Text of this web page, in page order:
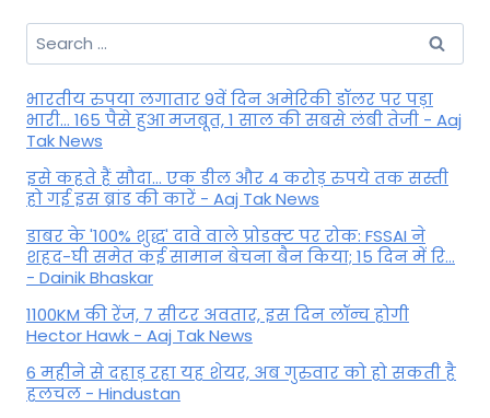
Search
for:
भारतीय रुपया लगातार 9वें दिन अमेरिकी डॉलर पर पड़ा
भारी... 165 पैसे हुआ मजबूत, 1 साल की सबसे लंबी तेजी - Aaj
Tak News
इसे कहते हैं सौदा... एक डील और 4 करोड़ रुपये तक सस्ती
हो गई इस ब्रांड की कारें - Aaj Tak News
डाबर के '100% शुद्ध' दावे वाले प्रोडक्ट पर रोक: FSSAI ने
शहद-घी समेत कई सामान बेचना बैन किया; 15 दिन में रि...
- Dainik Bhaskar
1100KM की रेंज, 7 सीटर अवतार, इस दिन लॉन्च होगी
Hector Hawk - Aaj Tak News
6 महीने से दहाड़ रहा यह शेयर, अब गुरुवार को हो सकती है
हलचल - Hindustan